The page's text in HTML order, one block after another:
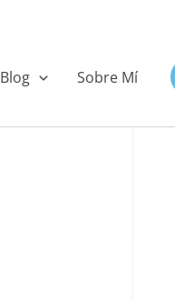
Blog Sobre Mí